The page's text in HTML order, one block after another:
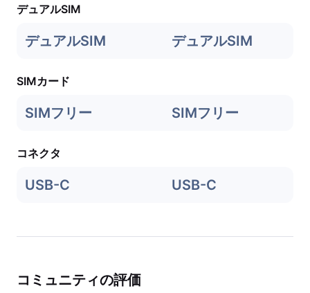
デュアルSIM
デュアルSIM デュアルSIM
SIMカード
SIMフリー SIMフリー
コネクタ
USB-C USB-C
コミュニティの評価